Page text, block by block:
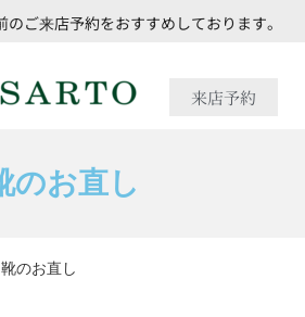
ご来店予約をおすすめしております。
来店予約
のお直し
靴のお直し